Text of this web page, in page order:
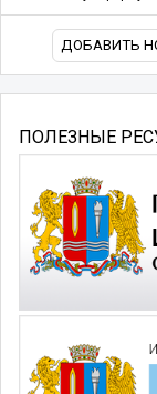
ДОБАВИТЬ
ПОЛЕЗНЫЕ